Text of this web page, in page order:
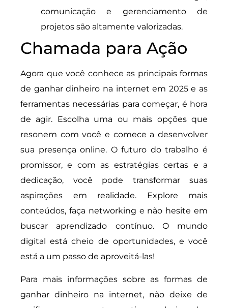
comunicação e gerenciamento de
projetos são altamente valorizadas.
Chamada para Ação
Agora que você conhece as principais formas
de ganhar dinheiro na internet em 2025 e as
ferramentas necessárias para começar, é hora
de agir. Escolha uma ou mais opções que
resonem com você e comece a desenvolver
sua presença online. O futuro do trabalho é
promissor, e com as estratégias certas e a
dedicação, você pode transformar suas
aspirações em realidade. Explore mais
conteúdos, faça networking e não hesite em
buscar aprendizado contínuo. O mundo
digital está cheio de oportunidades, e você
está a um passo de aproveitá-las!
Para mais informações sobre as formas de
ganhar dinheiro na internet, não deixe de